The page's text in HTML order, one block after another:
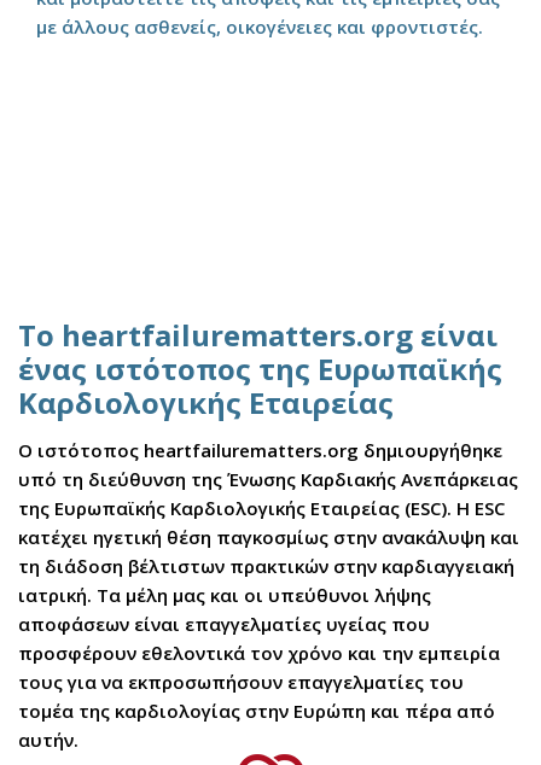
με άλλους ασθενείς, οικογένειες και φροντιστές.
Το heartfailurematters.org είναι
ένας ιστότοπος της Ευρωπαϊκής
Καρδιολογικής Εταιρείας
Ο ιστότοπος heartfailurematters.org δημιουργήθηκε
υπό τη διεύθυνση της Ένωσης Καρδιακής Ανεπάρκειας
της Ευρωπαϊκής Καρδιολογικής Εταιρείας (ESC). Η ESC
κατέχει ηγετική θέση παγκοσμίως στην ανακάλυψη και
τη διάδοση βέλτιστων πρακτικών στην καρδιαγγειακή
ιατρική. Τα μέλη μας και οι υπεύθυνοι λήψης
αποφάσεων είναι επαγγελματίες υγείας που
προσφέρουν εθελοντικά τον χρόνο και την εμπειρία
τους για να εκπροσωπήσουν επαγγελματίες του
τομέα της καρδιολογίας στην Ευρώπη και πέρα από
αυτήν.